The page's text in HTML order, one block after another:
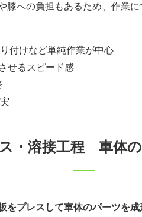
膝への負担もあるため、作業
付けなど単純作業が中心
せるスピード感
・溶接工程 車体
をプレスして車体のパーツを成